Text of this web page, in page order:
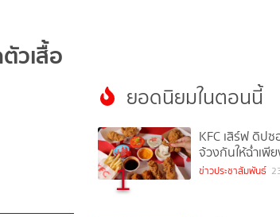
วเสื้อ
ยอดนิยมในตอนนี้
1
KFC เสิร์ฟ ดิป
จ้วงกันให้ฉ่ำเพี
ข่าวประชาสัมพันธ์